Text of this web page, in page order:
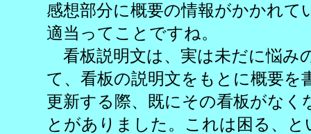
感想部分に概要の情報がかかれて
適当ってことですね。
看板説明文は、実は未だに悩み
て、看板の説明文をもとに概要を
更新する際、既にその看板がな
とがありました。これは困る、